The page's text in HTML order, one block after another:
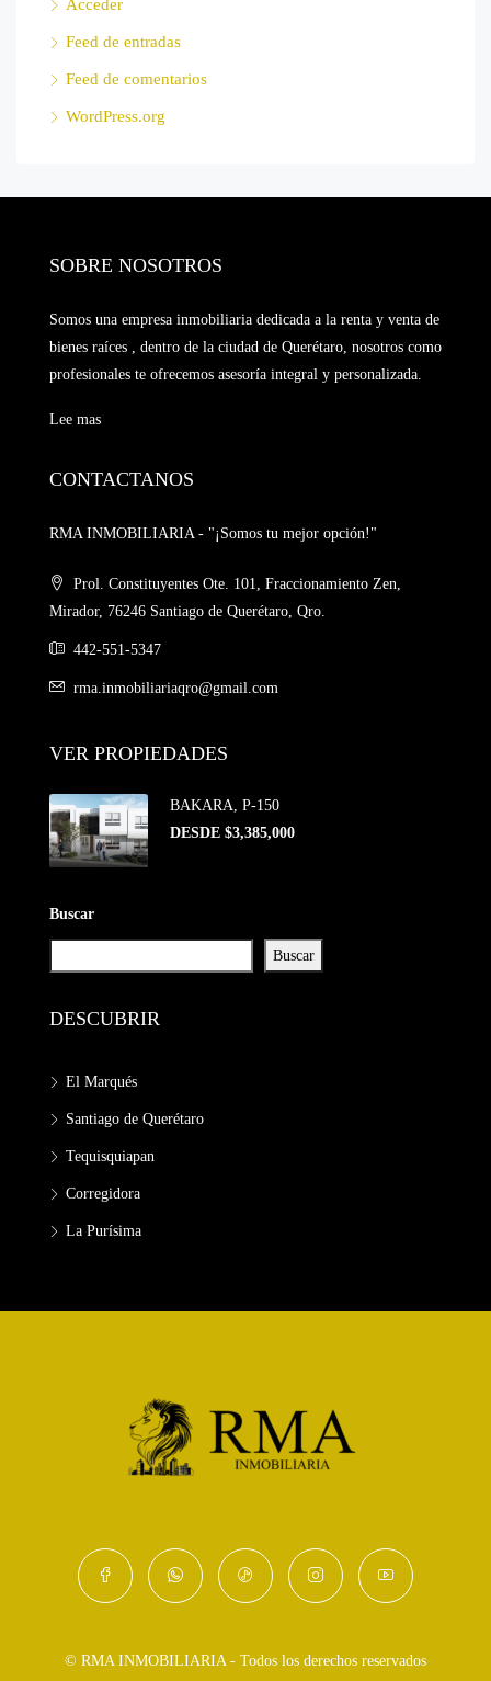
Acceder
Feed de entradas
Feed de comentarios
WordPress.org
SOBRE NOSOTROS
Somos una empresa inmobiliaria dedicada a la renta y venta de
bienes raíces , dentro de la ciudad de Querétaro, nosotros como
profesionales te ofrecemos asesoría integral y personalizada.
Lee mas
CONTACTANOS
RMA INMOBILIARIA - "¡Somos tu mejor opción!"
Prol. Constituyentes Ote. 101, Fraccionamiento Zen,
Mirador, 76246 Santiago de Querétaro, Qro.
442-551-5347
rma.inmobiliariaqro@gmail.com
VER PROPIEDADES
BAKARA, P-150
DESDE $3,385,000
Buscar
Buscar
DESCUBRIR
El Marqués
Santiago de Querétaro
Tequisquiapan
Corregidora
La Purísima
© RMA INMOBILIARIA - Todos los derechos reservados